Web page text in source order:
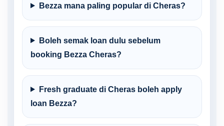
Bezza mana paling popular di Cheras?
Boleh semak loan dulu sebelum
booking Bezza Cheras?
Fresh graduate di Cheras boleh apply
loan Bezza?